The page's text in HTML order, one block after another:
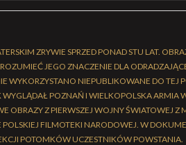
ZRYWIE SPRZED PONAD STU LAT.
JEGO ZNACZENIE DLA
WYKORZYSTANO NIEPUBLIKOWANE DO TEJ
POZNAŃ I WIELKOPOLSKA ARMIA
OBRAZY Z PIERWSZEJ WOJNY ŚWIATOWEJ Z
FILMOTEKI NARODOWEJ. W
POTOMKÓW UCZESTNIKÓW POWSTANIA.